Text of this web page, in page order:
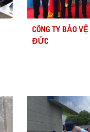
CÔNG TY BẢO
ĐỨC